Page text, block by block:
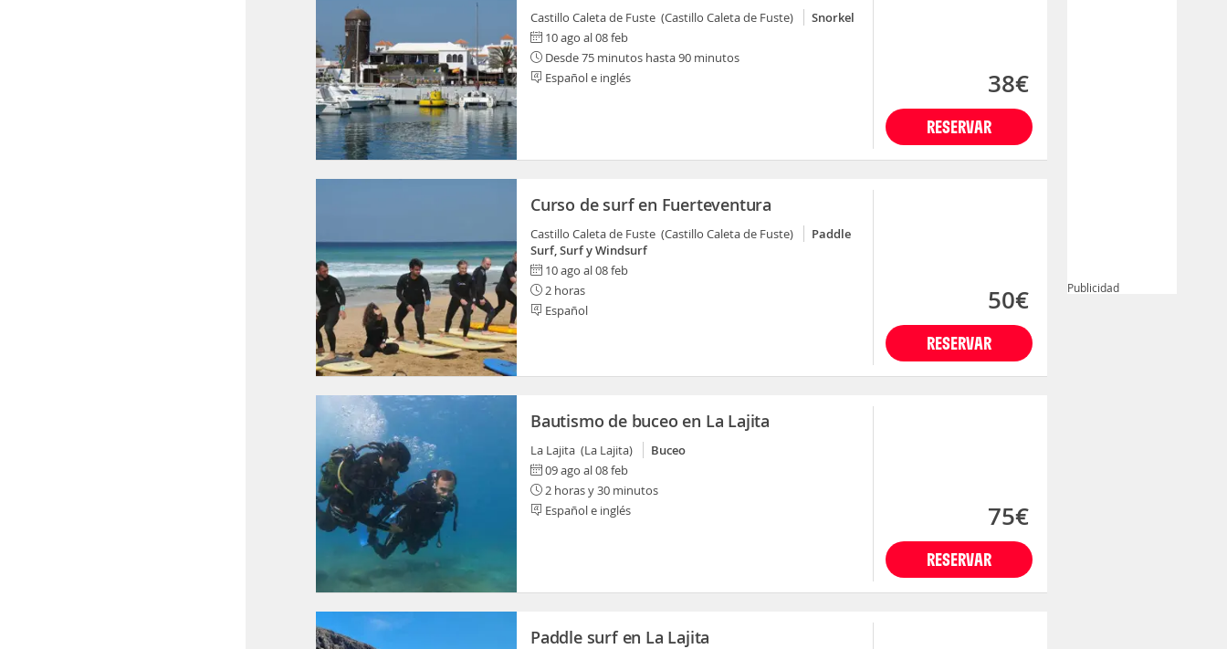
Castillo Caleta de Fuste (Castillo Caleta de Fuste)
Snorkel
10 ago al 08 feb
Desde 75 minutos hasta 90 minutos
Español e inglés
RESERVAR
38€
Curso de surf en Fuerteventura
Castillo Caleta de Fuste (Castillo Caleta de Fuste)
Paddle
Surf, Surf y Windsurf
10 ago al 08 feb
2 horas
Español
RESERVAR
50€
Bautismo de buceo en La Lajita
La Lajita (La Lajita)
Buceo
09 ago al 08 feb
2 horas y 30 minutos
Español e inglés
RESERVAR
75€
Paddle surf en La Lajita
Publicidad